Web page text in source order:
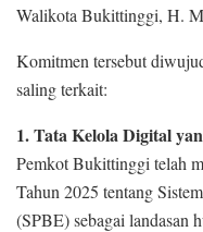
Walikota Bukittinggi, H.
Komitmen tersebut
saling terkait:
1. Tata Kelola Digital
Pemkot Bukittinggi telah
Tahun 2025 tentang
(SPBE) sebagai landasan